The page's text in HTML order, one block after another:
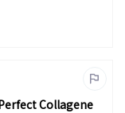
Collagene